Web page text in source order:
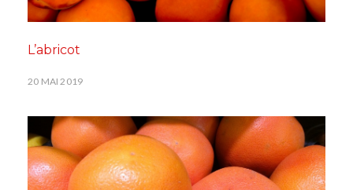
L’abricot
20 MAI 2019